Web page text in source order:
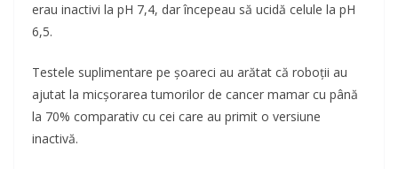
erau inactivi la pH 7,4, dar începeau să ucidă celule la pH
6,5.
Testele suplimentare pe șoareci au arătat că roboții au
ajutat la micșorarea tumorilor de cancer mamar cu până
la 70% comparativ cu cei care au primit o versiune
inactivă.